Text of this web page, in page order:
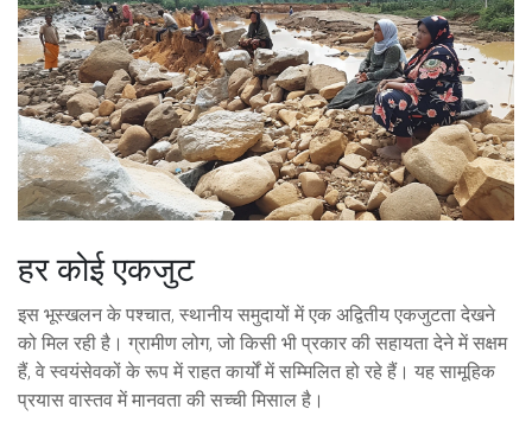
हर कोई एकजुट
इस भूस्खलन के पश्चात, स्थानीय समुदायों में एक अद्वितीय एकजुटता देखने
को मिल रही है। ग्रामीण लोग, जो किसी भी प्रकार की सहायता देने में सक्षम
हैं, वे स्वयंसेवकों के रूप में राहत कार्यों में सम्मिलित हो रहे हैं। यह सामूहिक
प्रयास वास्तव में मानवता की सच्ची मिसाल है।